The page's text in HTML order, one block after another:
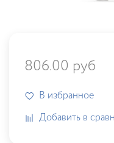
806.00 руб
В избранное
Добавить в